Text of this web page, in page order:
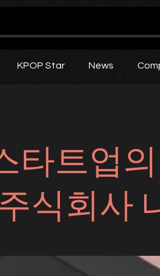
KPOP Star News
타트업
식회사